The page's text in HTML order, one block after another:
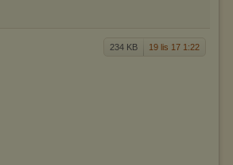
234 KB 19 lis 17 1:22